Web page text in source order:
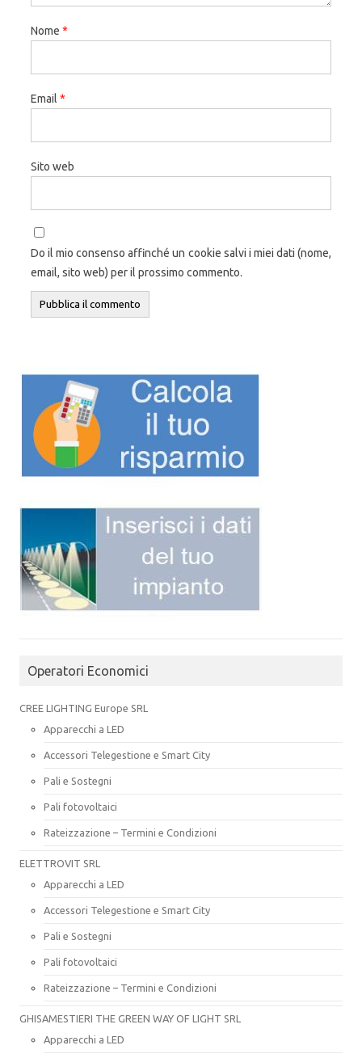
Nome *
Email *
Sito web
Do il mio consenso affinché un cookie salvi i miei dati (nome,
email, sito web) per il prossimo commento.
Operatori Economici
CREE LIGHTING Europe SRL
Apparecchi a LED
Accessori Telegestione e Smart City
Pali e Sostegni
Pali fotovoltaici
Rateizzazione – Termini e Condizioni
ELETTROVIT SRL
Apparecchi a LED
Accessori Telegestione e Smart City
Pali e Sostegni
Pali fotovoltaici
Rateizzazione – Termini e Condizioni
GHISAMESTIERI THE GREEN WAY OF LIGHT SRL
Apparecchi a LED